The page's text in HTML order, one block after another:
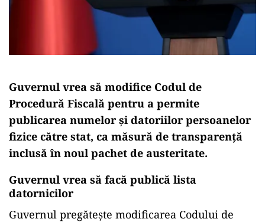
Guvernul vrea să modifice Codul de
Procedură Fiscală pentru a permite
publicarea numelor și datoriilor persoanelor
fizice către stat, ca măsură de transparență
inclusă în noul pachet de austeritate.
Guvernul vrea să facă publică lista
datornicilor
Guvernul pregătește modificarea Codului de